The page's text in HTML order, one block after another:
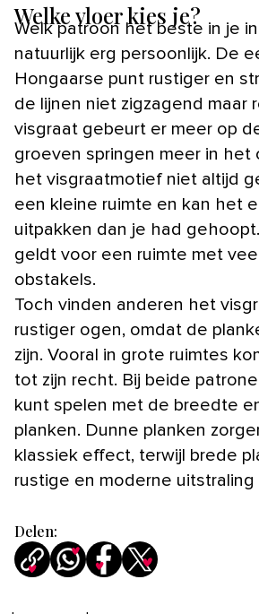
Welke vloer kies je?
Welk patroon het beste in je
natuurlijk erg persoonlijk. De
Hongaarse punt rustiger en
de lijnen niet zigzagend maar
visgraat gebeurt er meer op
groeven springen meer in het
het visgraatmotief niet altijd
een kleine ruimte en kan het
uitpakken dan je had
geldt voor een ruimte met
obstakels.
Toch vinden anderen het
rustiger ogen, omdat de
zijn. Vooral in grote ruimtes
tot zijn recht. Bij beide
kunt spelen met de breedte
planken. Dunne planken
klassiek effect, terwijl brede
rustige en moderne uitstraling
Delen: